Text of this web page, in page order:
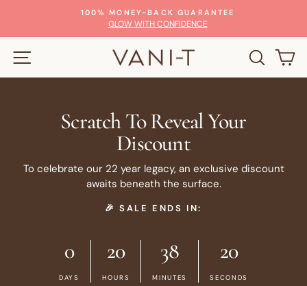
contenu
Diaporama
100% MONEY-BACK GUARANTEE
GLOW WITH CONFIDENCE
Scratch To Reveal Your
Discount
To celebrate our 22 year legacy, an exclusive discount
awaits beneath the surface.
🎉 SALE ENDS IN:
0
DAYS
20
HOURS
38
MINUTES
19
SECONDS